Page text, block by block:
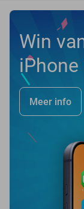
Win
iPhone
Meer info